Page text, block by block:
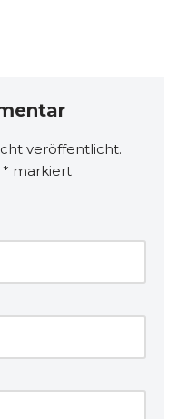
veröffentlicht.
* markiert